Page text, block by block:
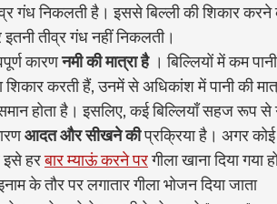
गंध निकलती है। इससे बिल्ली की शिकार
तीव्र गंध नहीं निकलती।
कारण नमी की मात्रा है । बिल्लियों में कम
शिकार करती हैं, उनमें से अधिकांश में पानी की
होता है। इसलिए, कई बिल्लियाँ सहज रूप से
आदत और सीखने की प्रक्रिया है। अगर
इसे हर बार म्याऊं करने पर गीला खाना दिया गया
के तौर पर लगातार गीला भोजन दिया जाता